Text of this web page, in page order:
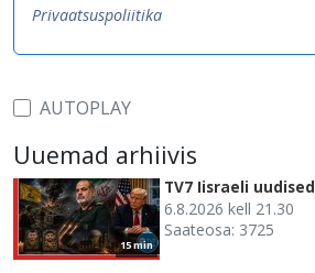
Privaatsuspoliitika
AUTOPLAY
Uuemad arhiivis
15 min
TV7 Iisraeli uudised
6.8.2026 kell 21.30
Saateosa: 3725